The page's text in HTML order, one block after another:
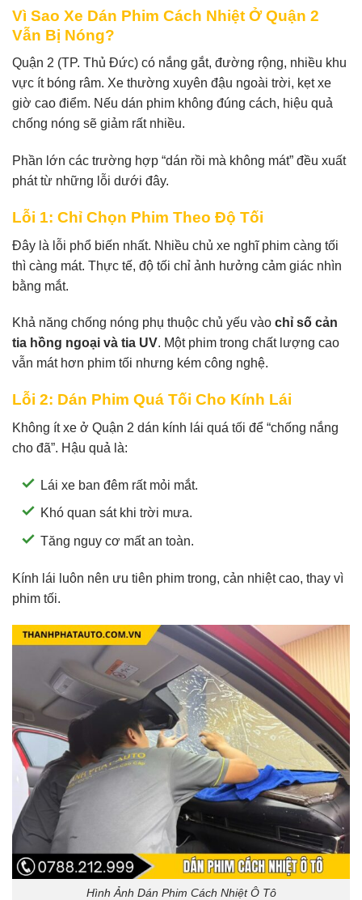
Vì Sao Xe Dán Phim Cách Nhiệt Ở Quận 2
Vẫn Bị Nóng?
Quận 2 (TP. Thủ Đức) có nắng gắt, đường rộng, nhiều khu
vực ít bóng râm. Xe thường xuyên đậu ngoài trời, kẹt xe
giờ cao điểm. Nếu dán phim không đúng cách, hiệu quả
chống nóng sẽ giảm rất nhiều.
Phần lớn các trường hợp “dán rồi mà không mát” đều xuất
phát từ những lỗi dưới đây.
Lỗi 1: Chỉ Chọn Phim Theo Độ Tối
Đây là lỗi phổ biến nhất. Nhiều chủ xe nghĩ phim càng tối
thì càng mát. Thực tế, độ tối chỉ ảnh hưởng cảm giác nhìn
bằng mắt.
Khả năng chống nóng phụ thuộc chủ yếu vào chỉ số cản
tia hồng ngoại và tia UV. Một phim trong chất lượng cao
vẫn mát hơn phim tối nhưng kém công nghệ.
Lỗi 2: Dán Phim Quá Tối Cho Kính Lái
Không ít xe ở Quận 2 dán kính lái quá tối để “chống nắng
cho đã”. Hậu quả là:
Lái xe ban đêm rất mỏi mắt.
Khó quan sát khi trời mưa.
Tăng nguy cơ mất an toàn.
Kính lái luôn nên ưu tiên phim trong, cản nhiệt cao, thay vì
phim tối.
Hình Ảnh Dán Phim Cách Nhiệt Ô Tô